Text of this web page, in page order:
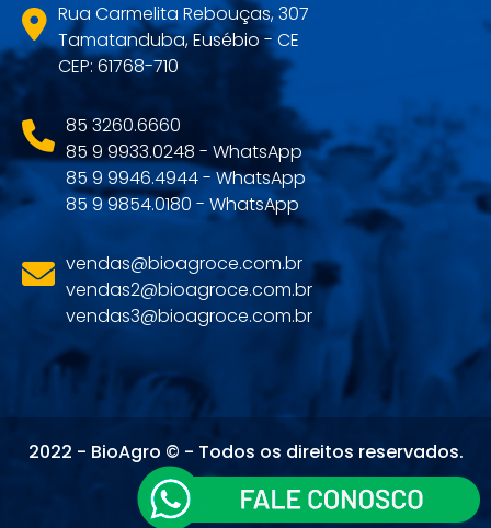
Rua Carmelita Rebouças, 307
Tamatanduba, Eusébio - CE
CEP: 61768-710
85 3260.6660
85 9 9933.0248 - WhatsApp
85 9 9946.4944 - WhatsApp
85 9 9854.0180 - WhatsApp
vendas@bioagroce.com.br
vendas2@bioagroce.com.br
vendas3@bioagroce.com.br
2022 - BioAgro © - Todos os direitos reservados.